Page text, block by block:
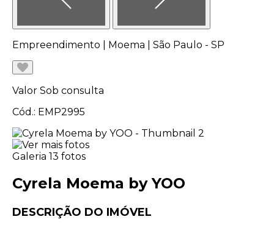
Empreendimento | Moema | São Paulo - SP
Valor Sob consulta
Cód.: EMP2995
Galeria 13 fotos
Cyrela Moema by YOO
DESCRIÇÃO DO IMÓVEL